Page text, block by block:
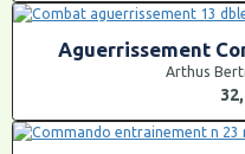
Aguerrissement
Arthus